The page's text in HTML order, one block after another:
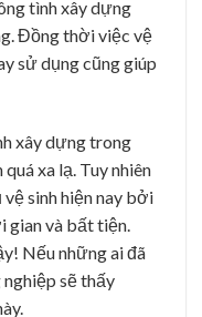
tình xây dựng
Đồng thời việc vệ
sử dụng cũng giúp
xây dựng trong
xa lạ. Tuy nhiên
sinh hiện nay bởi
gian và bất tiện.
Nếu những ai đã
sẽ thấy